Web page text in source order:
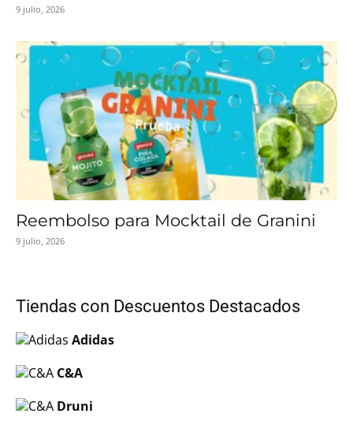
9 julio, 2026
Reembolso para Mocktail de Granini
9 julio, 2026
Tiendas con Descuentos Destacados
Adidas
C&A
Druni